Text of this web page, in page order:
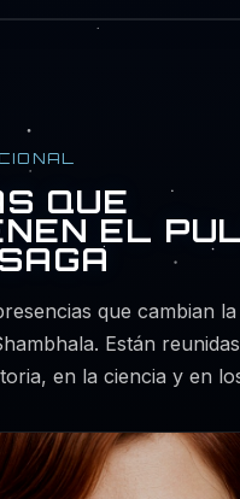
QUE
EL
que cambian
Están
en la ciencia y en